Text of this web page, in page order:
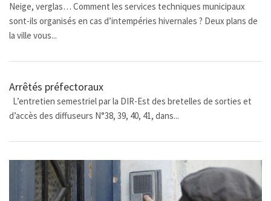
Neige, verglas… Comment les services techniques municipaux
sont-ils organisés en cas d’intempéries hivernales ? Deux plans de
la ville vous...
Arrêtés préfectoraux
L’entretien semestriel par la DIR-Est des bretelles de sorties et
d’accès des diffuseurs N°38, 39, 40, 41, dans...